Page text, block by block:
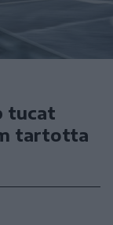
tucat
tartotta